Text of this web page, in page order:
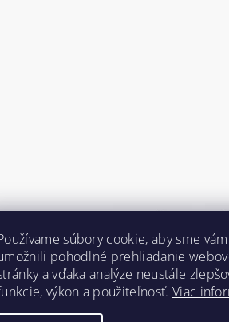
súbory cookie, aby sme vám
pohodlné prehliadanie
a vďaka analýze neustále
výkon a použiteľnosť. Viac